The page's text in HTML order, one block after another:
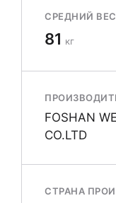
СРЕДНИЙ
81 кг
FOSHAN
CO.LTD
СТРАНА